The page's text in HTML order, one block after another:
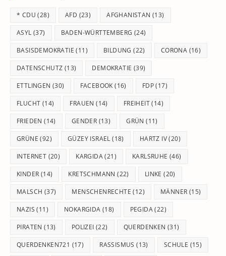
* CDU (28) AFD (23) AFGHANISTAN (13)
ASYL (37) BADEN-WÜRTTEMBERG (24)
BASISDEMOKRATIE (11) BILDUNG (22) CORONA (16)
DATENSCHUTZ (13) DEMOKRATIE (39)
ETTLINGEN (30) FACEBOOK (16) FDP(17)
FLUCHT (14) FRAUEN (14) FREIHEIT(14)
FRIEDEN (14) GENDER (13) GRÜN (11)
GRÜNE (92) GÜZEY ISRAEL (18) HARTZ IV(20)
INTERNET (20) KARGIDA(21) KARLSRUHE (46)
KINDER (14) KRETSCHMANN (22) LINKE (20)
MALSCH (37) MENSCHENRECHTE (12) MÄNNER (15)
NAZIS (11) NOKARGIDA (18) PEGIDA(22)
PIRATEN (13) POLIZEI (22) QUERDENKEN (31)
QUERDENKEN721 (17) RASSISMUS (13) SCHULE (15)